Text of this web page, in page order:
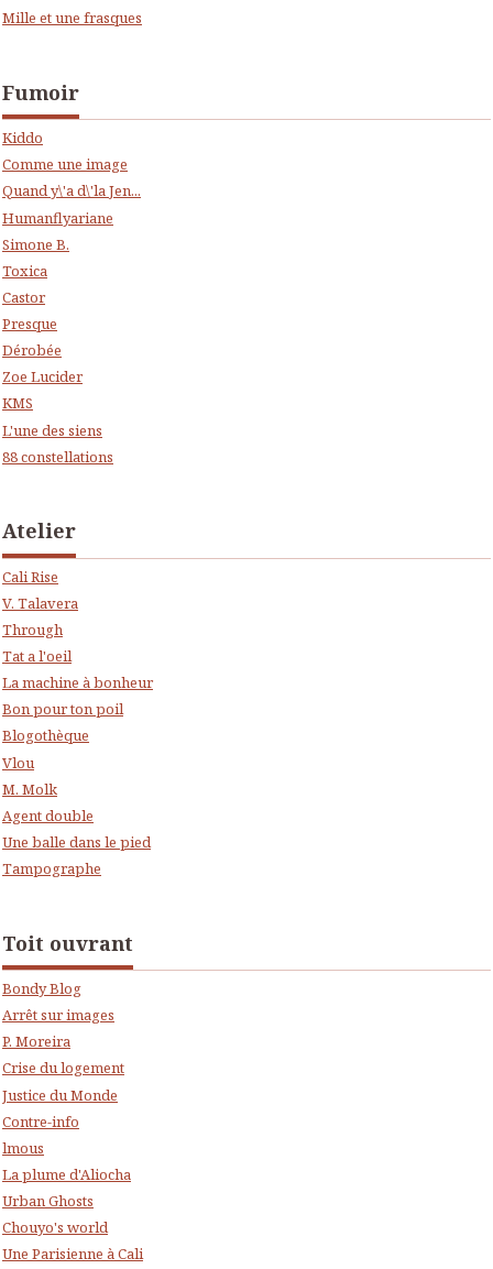
Mille et une frasques
Fumoir
Kiddo
Comme une image
Quand y\'a d\'la Jen...
Humanflyariane
Simone B.
Toxica
Castor
Presque
Dérobée
Zoe Lucider
KMS
L'une des siens
88 constellations
Atelier
Cali Rise
V. Talavera
Through
Tat a l'oeil
La machine à bonheur
Bon pour ton poil
Blogothèque
Vlou
M. Molk
Agent double
Une balle dans le pied
Tampographe
Toit ouvrant
Bondy Blog
Arrêt sur images
P. Moreira
Crise du logement
Justice du Monde
Contre-info
lmous
La plume d'Aliocha
Urban Ghosts
Chouyo's world
Une Parisienne à Cali